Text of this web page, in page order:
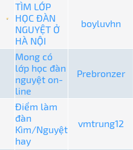
TÌM LỚP
HỌC ĐÀN
NGUYỆT Ở
HÀ NỘI
boyluvhn
Mong có
lớp học đàn
nguyệt on-
line
Prebronzer
Điểm làm
đàn
Kìm/Nguyệt
hay
vmtrung12